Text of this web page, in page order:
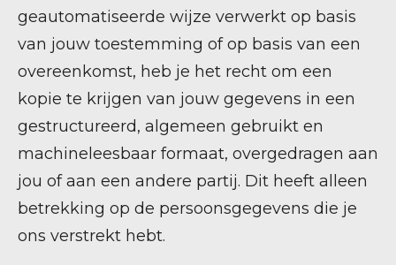
geautomatiseerde wijze verwerkt op basis
van jouw toestemming of op basis van een
overeenkomst, heb je het recht om een
kopie te krijgen van jouw gegevens in een
gestructureerd, algemeen gebruikt en
machineleesbaar formaat, overgedragen aan
jou of aan een andere partij. Dit heeft alleen
betrekking op de persoonsgegevens die je
ons verstrekt hebt.